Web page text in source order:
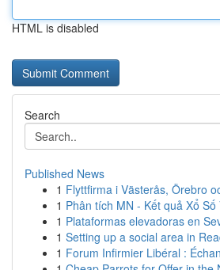
HTML is disabled
Search
Published News
1 Flyttfirma i Västerås, Örebro
1 Phân tích MN - Kết quả Xổ
1 Plataformas elevadoras en
1 Setting up a social area in
1 Forum Infirmier Libéral :